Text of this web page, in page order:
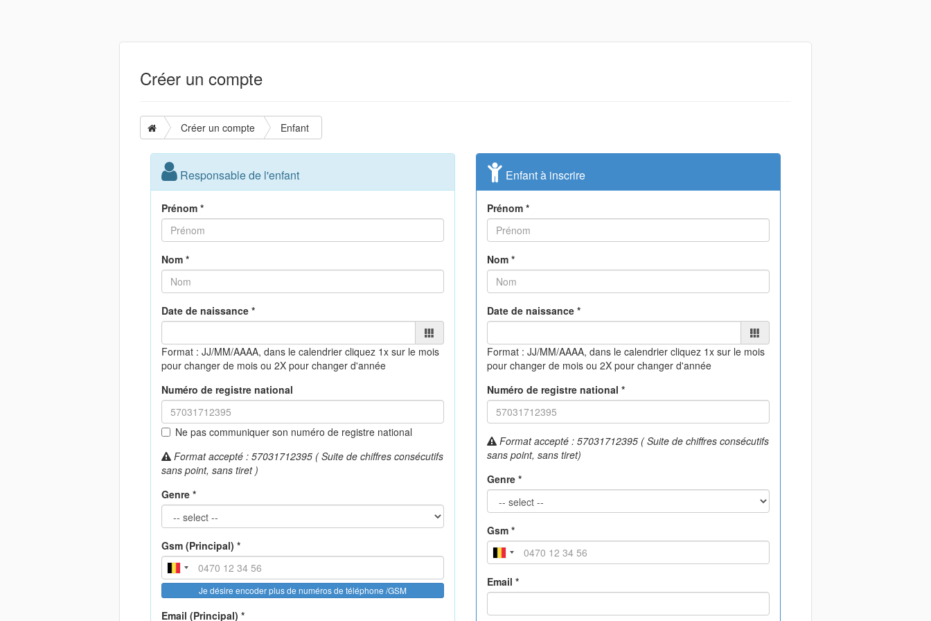
Créer un compte
Créer un compte Enfant
Responsable de l'enfant
Prénom *
Nom *
Date de naissance *
Format : JJ/MM/AAAA, dans le calendrier cliquez 1x sur le mois
pour changer de mois ou 2X pour changer d'année
Numéro de registre national
Ne pas communiquer son numéro de registre national
Format accepté : 57031712395 ( Suite de chiffres consécutifs
sans point, sans tiret )
Genre *
Gsm (Principal) *
Je désire encoder plus de numéros de téléphone /GSM
Email (Principal) *
Enfant à inscrire
Prénom *
Nom *
Date de naissance *
Format : JJ/MM/AAAA, dans le calendrier cliquez 1x sur le mois
pour changer de mois ou 2X pour changer d'année
Numéro de registre national *
Format accepté : 57031712395 ( Suite de chiffres consécutifs
sans point, sans tiret)
Genre *
Gsm *
Email *